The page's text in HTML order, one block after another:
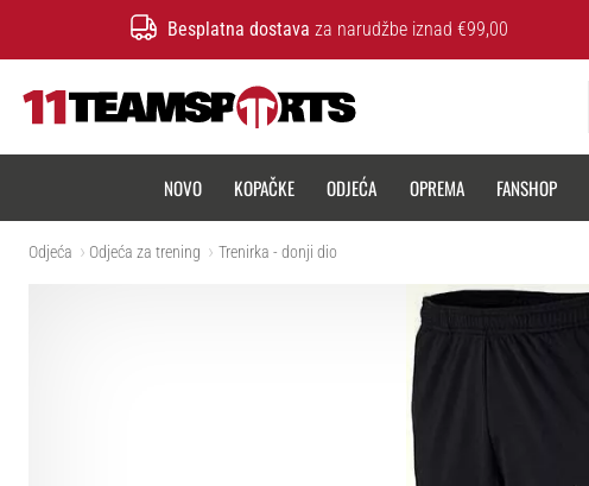
Besplatna dostava za narudžbe iznad €99,00
NOVO KOPAČKE ODJEĆA OPREMA FANSHOP
Odjeća Odjeća za trening Trenirka - donji dio